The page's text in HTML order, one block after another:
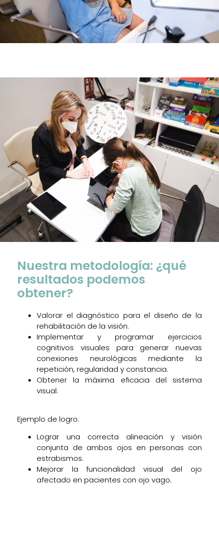
Nuestra metodología: ¿qué
resultados podemos
obtener?
Valorar el diagnóstico para el diseño de la
rehabilitación de la visión.
Implementar y programar ejercicios
cognitivos visuales para generar nuevas
conexiones neurológicas mediante la
repetición, regularidad y constancia.
Obtener la máxima eficacia del sistema
visual.
Ejemplo de logro:
Lograr una correcta alineación y visión
conjunta de ambos ojos en personas con
estrabismos.
Mejorar la funcionalidad visual del ojo
afectado en pacientes con ojo vago.